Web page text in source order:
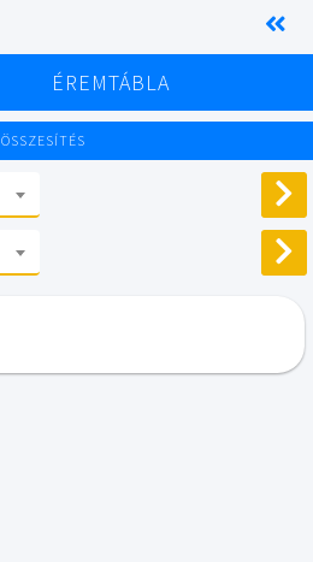
ÉREMTÁBLA
ÖSSZESÍTÉS